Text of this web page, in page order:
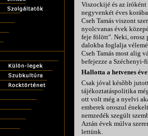
Viszockijé és az
negyvenkét éves
Cseh Tamás viszont
nyolcvanas évek
feje fölött". Neki, orosz
dalokba foglalja
Cseh Tamás most alig
befejezze a Széchenyi-
Hallotta a hetvenes
Csak jóval késõbb
tájékoztatáspolitika
ott volt még a nyelvi
emberek oroszul
nemzedék szegült
Aztán évek múlva
lettünk.